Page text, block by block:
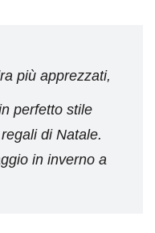
più apprezzati,
perfetto stile
di Natale.
in inverno a